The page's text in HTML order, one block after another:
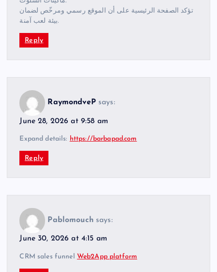
تؤكد الصفحة الرئيسية على أن الموقع رسمي ومرخّص لضمان
بيئة لعب آمنة.
Reply
RaymondveP says:
June 28, 2026 at 9:58 am
Expand details: https://barbapad.com
Reply
Pablomouch says:
June 30, 2026 at 4:15 am
CRM sales funnel Web2App platform